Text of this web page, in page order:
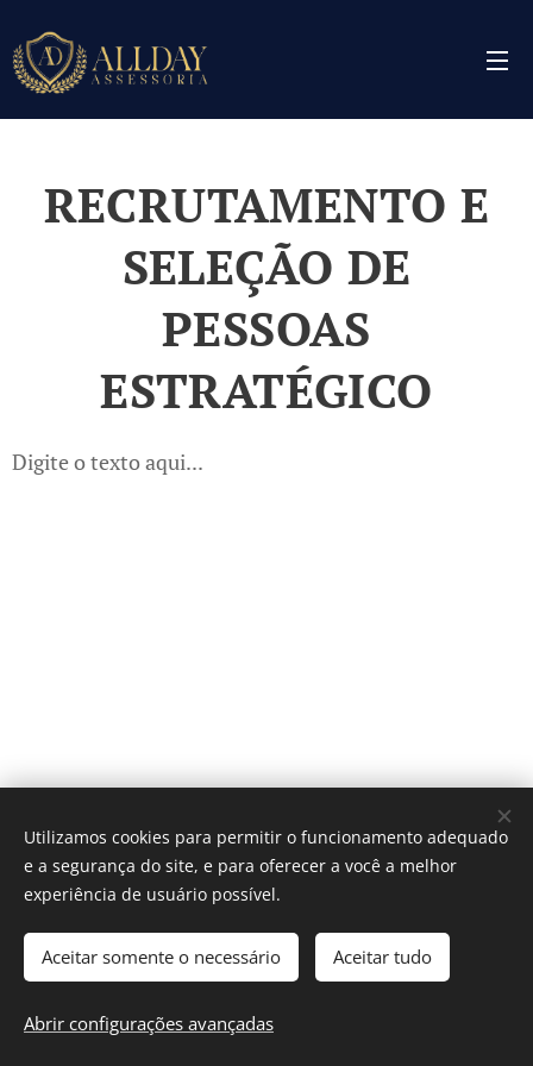
RECRUTAMENTO E
SELEÇÃO DE
PESSOAS
ESTRATÉGICO
Digite o texto aqui...
Desenvolvido por Webnode
Utilizamos cookies para permitir o funcionamento adequado
e a segurança do site, e para oferecer a você a melhor
experiência de usuário possível.
Aceitar somente o necessário Aceitar tudo
Abrir configurações avançadas